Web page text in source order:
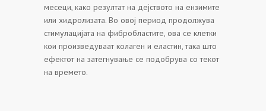
месеци, како резултат на дејството на ензимите
или хидролизата. Во овој период продолжува
стимулацијата на фибробластите, ова се клетки
кои произведуваат колаген и еластин, така што
ефектот на затегнување се подобрува со текот
на времето.